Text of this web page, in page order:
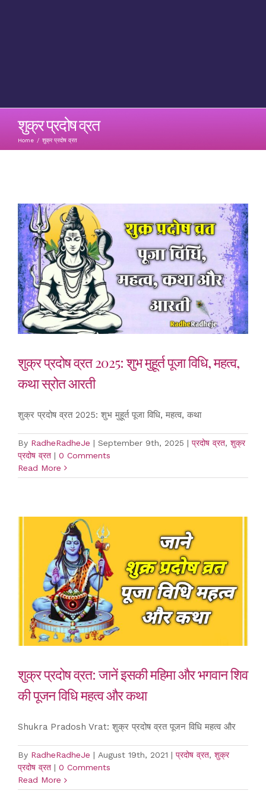
शुक्र प्रदोष व्रत
Home / शुक्र प्रदोष व्रत
शुक्र प्रदोष व्रत 2025: शुभ मुहूर्त पूजा विधि, महत्व,
कथा स्रोत आरती
शुक्र प्रदोष व्रत 2025: शुभ मुहूर्त पूजा विधि, महत्व, कथा
By RadheRadheJe | September 9th, 2025 | प्रदोष व्रत, शुक्र
प्रदोष व्रत | 0 Comments
Read More
शुक्र प्रदोष व्रत: जानें इसकी महिमा और भगवान शिव
की पूजन विधि महत्व और कथा
Shukra Pradosh Vrat: शुक्र प्रदोष व्रत पूजन विधि महत्व और
By RadheRadheJe | August 19th, 2021 | प्रदोष व्रत, शुक्र
प्रदोष व्रत | 0 Comments
Read More